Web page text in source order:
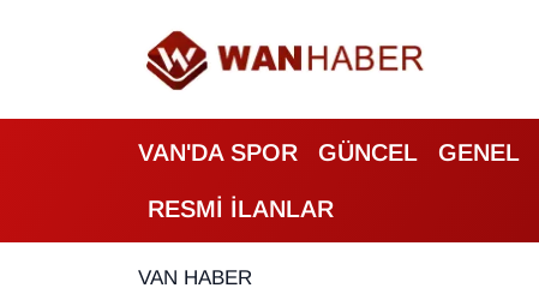
VAN'DA SPOR GÜNCEL GENEL
RESMİ İLANLAR
VAN HABER
ASAYİŞ
BİLİM VE TEKNOLOJİ
Biyografi
Van Nöbetçi Eczaneler
Van Hava Durumu
Van Namaz Vakitleri
Van Trafik Yoğunluk Haritası